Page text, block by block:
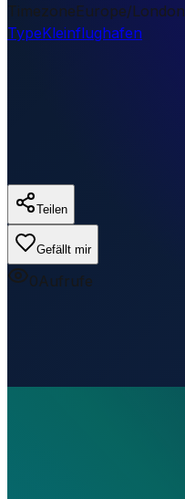
TimezoneEurope/London
TypeKleinflughafen
Teilen
Gefällt mir
0Aufrufe